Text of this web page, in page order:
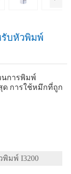
รับหัวพิมพ์
นการพิมพ์
ด การใช้หมึกที่ถูก
พิมพ์ I3200